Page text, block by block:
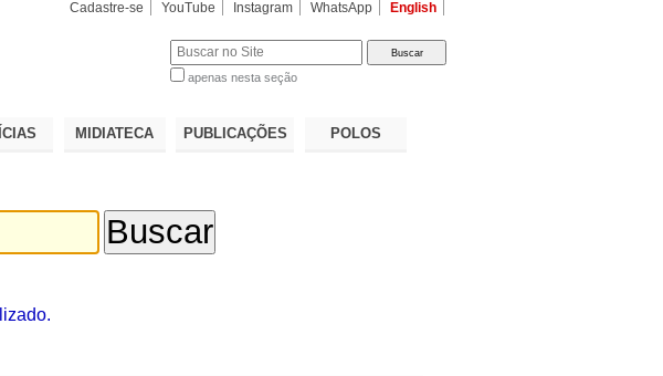
Cadastre-se YouTube Instagram WhatsApp English
apenas nesta seção
MIDIATECA PUBLICAÇÕES POLOS